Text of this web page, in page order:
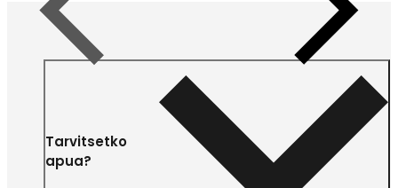
Seuraava
Tarvitsetko
apua?